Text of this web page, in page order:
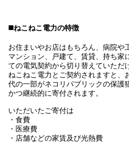
◼️ねこねこ電力の特徴
お住まいやお店はもちろん、病院や
マンション、戸建て、賃貸、持ち家
ての電気契約から切り替えていただ
ねこねこ電力とご契約されますと、
代の一部がネコリパブリックの保護
かつ継続的に寄付されます。
いただいたご寄付は
・食費
・医療費
・店舗などの家賃及び光熱費